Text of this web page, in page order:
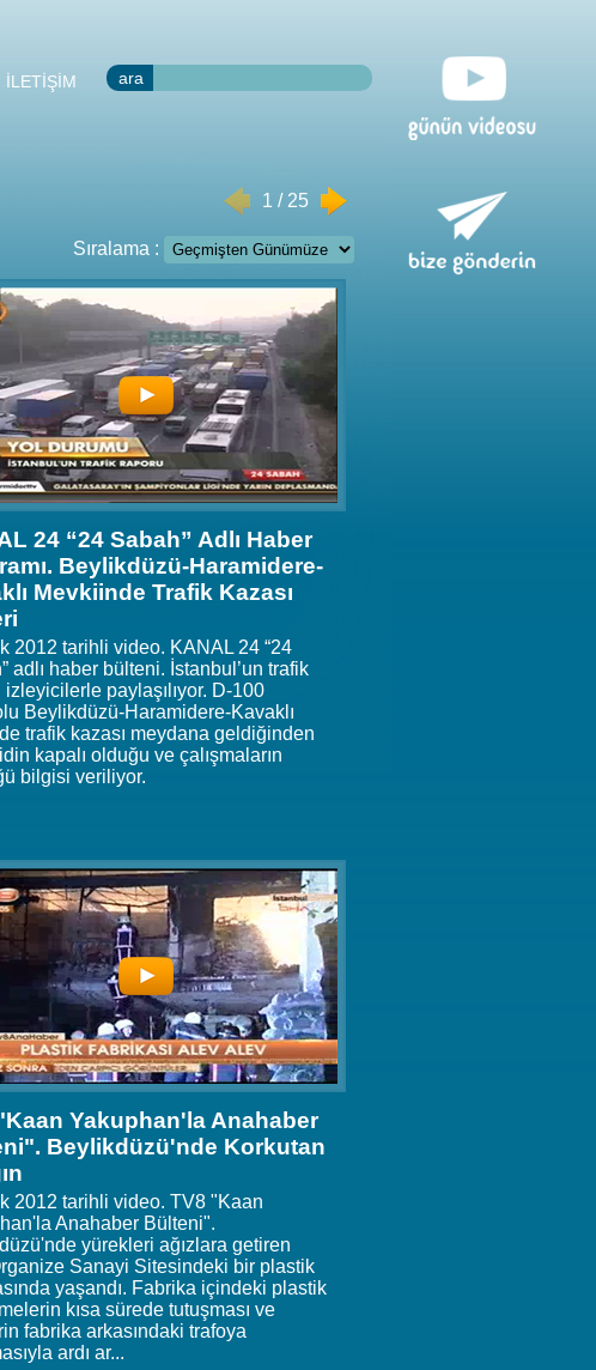
İLETİŞİM ara
1 / 25
Sıralama :
24 “24 Sabah” Adlı Haber
Beylikdüzü-Haramidere-
Mevkiinde Trafik Kazası
2012 tarihli video. KANAL 24 “24
adlı haber bülteni. İstanbul’un trafik
izleyicilerle paylaşılıyor. D-100
Beylikdüzü-Haramidere-Kavaklı
trafik kazası meydana geldiğinden
kapalı olduğu ve çalışmaların
bilgisi veriliyor.
Yakuphan'la Anahaber
Beylikdüzü'nde Korkutan
2012 tarihli video. TV8 "Kaan
Anahaber Bülteni".
yürekleri ağızlara getiren
Sanayi Sitesindeki bir plastik
yaşandı. Fabrika içindeki plastik
kısa sürede tutuşması ve
fabrika arkasındaki trafoya
ardı ar...